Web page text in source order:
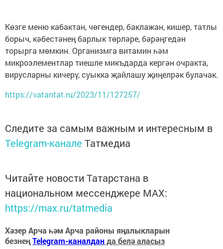
Көзге меню кабактан, чөгендер, баклажан, кишер, татлы
борыч, кәбестәнең барлык төрләре, бәрәңгедән
торырга мөмкин. Организмга витамин һәм
микроэлементлар тиешле микъдарда кергән очракта,
вирусларны кичерү, суыкка җайлашу җиңелрәк булачак.
https://vatantat.ru/2023/11/127257/
Следите за самым важным и интересным в
Telegram-канале Татмедиа
Читайте новости Татарстана в
национальном мессенджере MАХ:
https://max.ru/tatmedia
Хәзер Арча һәм Арча районы яңалыкларын
безнеңTelegram-каналданда белә аласыз